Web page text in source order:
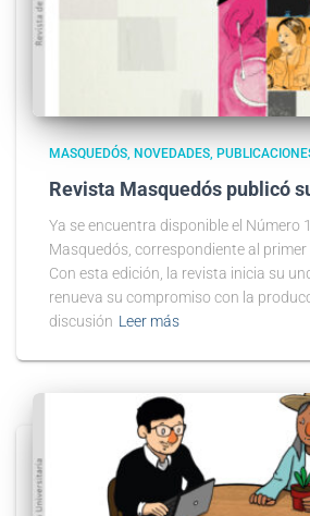
MASQUEDÓS NOVEDADES
Revista Masquedós publicó
Ya se encuentra disponible el Número
Masquedós, correspondiente al primer
Con esta edición, la revista inicia su
renueva su compromiso con la
discusión Leer más